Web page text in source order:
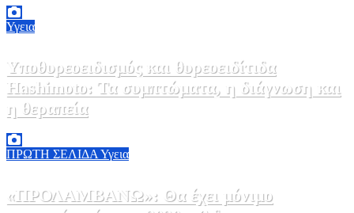
Υγεια
Υποθυρεοειδισμός και θυρεοειδίτιδα
Hashimoto: Τα συμπτώματα, η διάγνωση και
η θεραπεία
ΠΡΩΤΗ ΣΕΛΙΔΑΥγεια
«ΠΡΟΛΑΜΒΑΝΩ»: Θα έχει μόνιμο